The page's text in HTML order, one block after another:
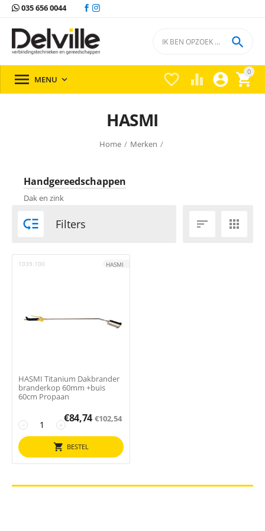
035 656 0044
0


 

 MENU 
HASMI
Home / Merken /
Handgereedschappen
Dak en zink
 Filters  
1039.100 HASMI
HASMI Titanium Dakbrander
branderkop 60mm +buis
60cm Propaan
+
−
€84,74 €102,54
BESTEL